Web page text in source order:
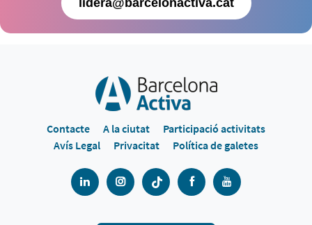
Contacte A la ciutat
Participació activitats
Avís Legal
Privacitat Política de galetes